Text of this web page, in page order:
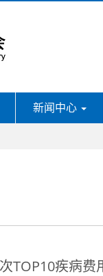
新闻中心
TOP10疾病费